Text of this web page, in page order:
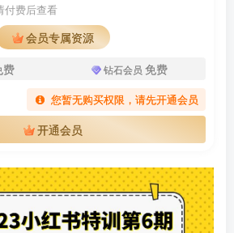
付费后查看
会员专属资源
费 钻石会员 免费
您暂无购买权限，请先开通会员
开通会员
隐私声明